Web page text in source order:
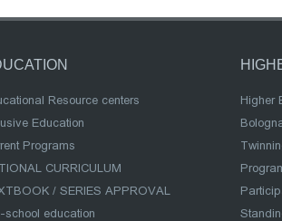
Resource centers
Education
Programs
CURRICULUM
/ SERIES APPROVAL
school education
Higher